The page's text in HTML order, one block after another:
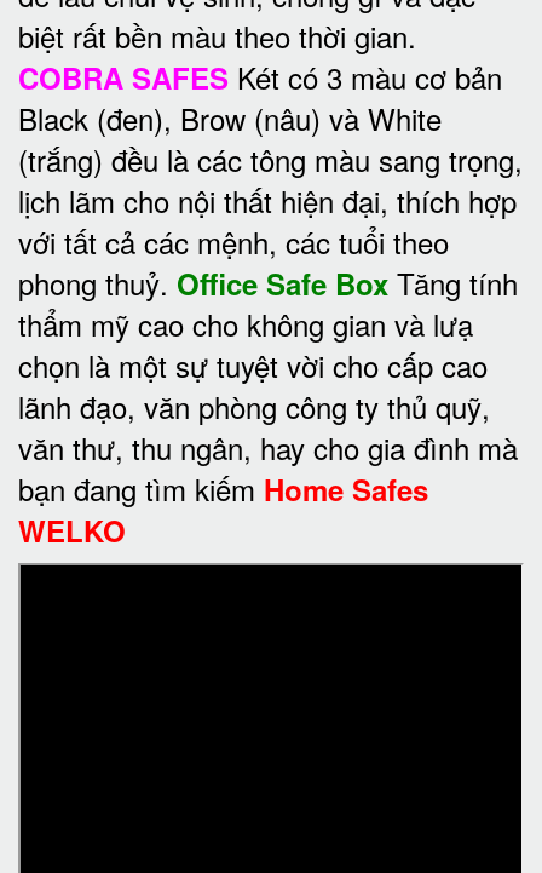
biệt rất bền màu theo thời gian.
COBRA SAFES Két có 3 màu cơ bản
Black (đen), Brow (nâu) và White
(trắng) đều là các tông màu sang trọng,
lịch lãm cho nội thất hiện đại, thích hợp
với tất cả các mệnh, các tuổi theo
phong thuỷ. Office Safe Box Tăng tính
thẩm mỹ cao cho không gian và lưạ
chọn là một sự tuyệt vời cho cấp cao
lãnh đạo, văn phòng công ty thủ quỹ,
văn thư, thu ngân, hay cho gia đình mà
bạn đang tìm kiếm Home Safes
WELKO